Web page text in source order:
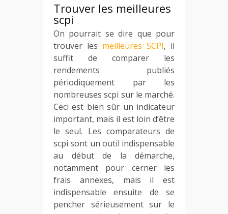
Trouver les meilleures
scpi
On pourrait se dire que pour
trouver les meilleures SCPI, il
suffit de comparer les
rendements publiés
périodiquement par les
nombreuses scpi sur le marché.
Ceci est bien sûr un indicateur
important, mais il est loin d’être
le seul. Les comparateurs de
scpi sont un outil indispensable
au début de la démarche,
notamment pour cerner les
frais annexes, mais il est
indispensable ensuite de se
pencher sérieusement sur le